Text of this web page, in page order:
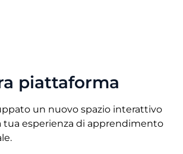
piattaforma
un nuovo spazio interattivo
tua esperienza di apprendimento